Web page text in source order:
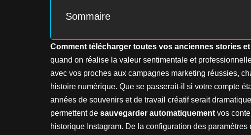
Sommaire
Comment télécharger toutes vos anciennes stories
quand on réalise la valeur sentimentale et
avec vos proches aux campagnes marketing réussies,
histoire numérique. Que se passerait-il si votre compte
années de souvenirs et de travail créatif serait
permettent de sauvegarder automatiquement vos
historique Instagram. De la configuration des